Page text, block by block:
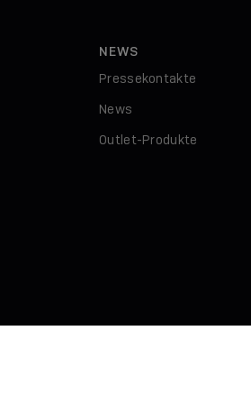
NEWS
Pressekontakte
News
Outlet-Produkte